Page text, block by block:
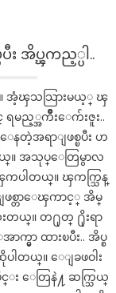
း အိပ္ၾကည့္ပါ..
။ အံ့ၾသသြားမယ့္ ၾ
ရမည့္အက်ိဳးေက်းဇူး..
ေနတဲ့အရာျဖစ္ၿပီး ဟ
။ အသုပ္ေတြမွာလ
ါတယ္။ ၾကက္သြန္
စ္တာေၾကာင့္ အိမ္
တယ္။ တ႐ုတ္ ႐ိုးရာ
မွာ ထားၿပီး.. အိပ္စ
ါတယ္။ ေျခဖဝါး
း ေတြနဲ႔ ဆက္သြယ္